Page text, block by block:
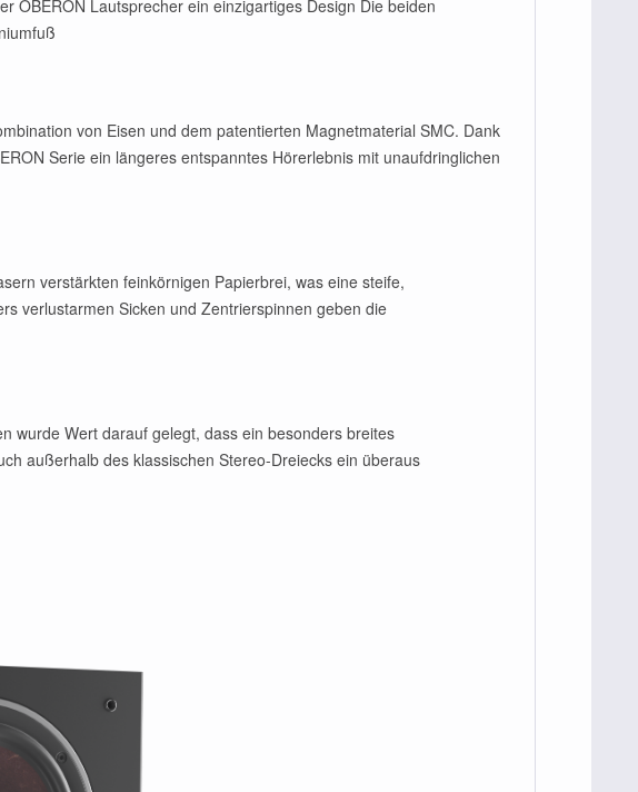
OBERON Lautsprecher ein einzigartiges Design Die beiden
von Eisen und dem patentierten Magnetmaterial SMC. Dank
Serie ein längeres entspanntes Hörerlebnis mit unaufdringlichen
verstärkten feinkörnigen Papierbrei, was eine steife,
verlustarmen Sicken und Zentrierspinnen geben die
wurde Wert darauf gelegt, dass ein besonders breites
außerhalb des klassischen Stereo-Dreiecks ein überaus